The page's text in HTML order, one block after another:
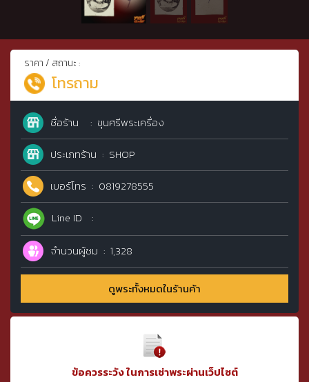
ราคา / สถานะ :
โทรถาม
ชื่อร้าน
ขุนศรีพระเครื่อง
ประเภทร้าน
SHOP
เบอร์โทร
0819278555
Line ID
จำนวนผู้ชม 1,328
ดูพระทั้งหมดในร้านค้า
ข้อควรระวัง ในการเช่าพระผ่านเว็ปไซต์